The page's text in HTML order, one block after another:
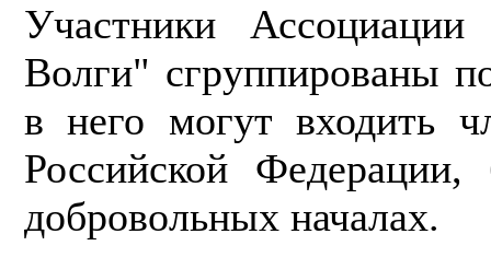
Участники
Волги" сгруппированы
в него могут входить
Российской
добровольных началах.